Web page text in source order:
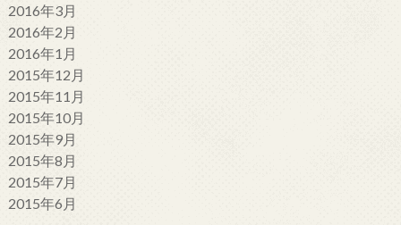
2016年3月
2016年2月
2016年1月
2015年12月
2015年11月
2015年10月
2015年9月
2015年8月
2015年7月
2015年6月